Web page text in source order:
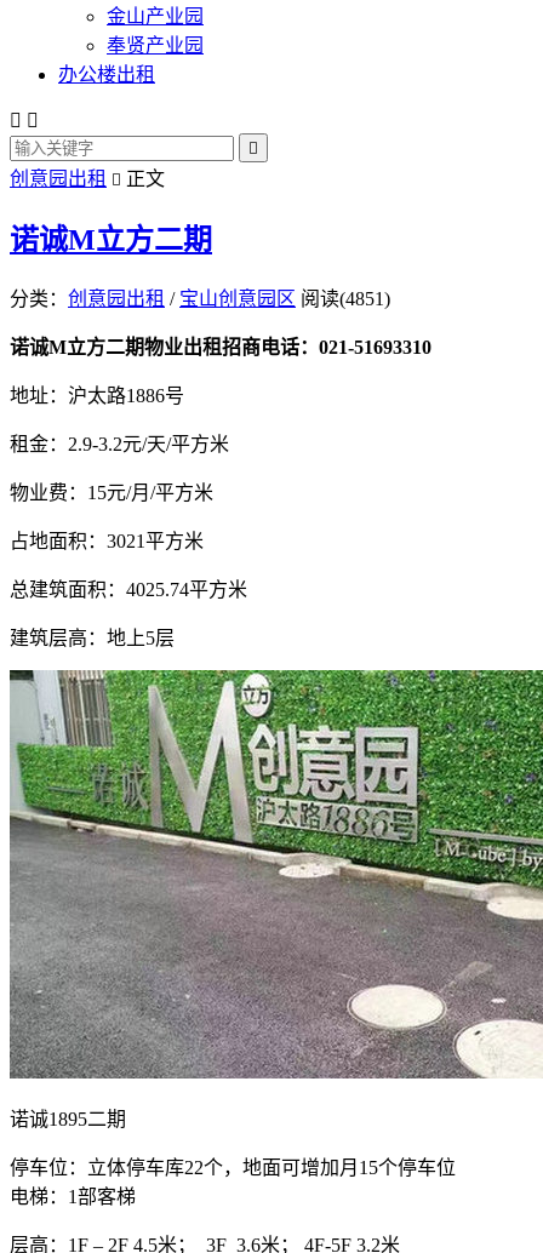
金山产业园
奉贤产业园
办公楼出租
 

创意园出租  正文
诺诚M立方二期
分类： 创意园出租 / 宝山创意园区 阅读(4851)
诺诚M立方二期物业出租招商电话：021-51693310
地址：沪太路1886号
租金：2.9-3.2元/天/平方米
物业费：15元/月/平方米
占地面积：3021平方米
总建筑面积：4025.74平方米
建筑层高：地上5层
诺诚1895二期
停车位：立体停车库22个，地面可增加月15个停车位
电梯：1部客梯
层高：1F – 2F 4.5米； 3F 3.6米； 4F-5F 3.2米